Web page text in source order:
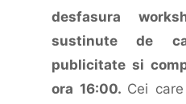
desfasura
sustinute de
publicitate si
ora 16:00. Cei